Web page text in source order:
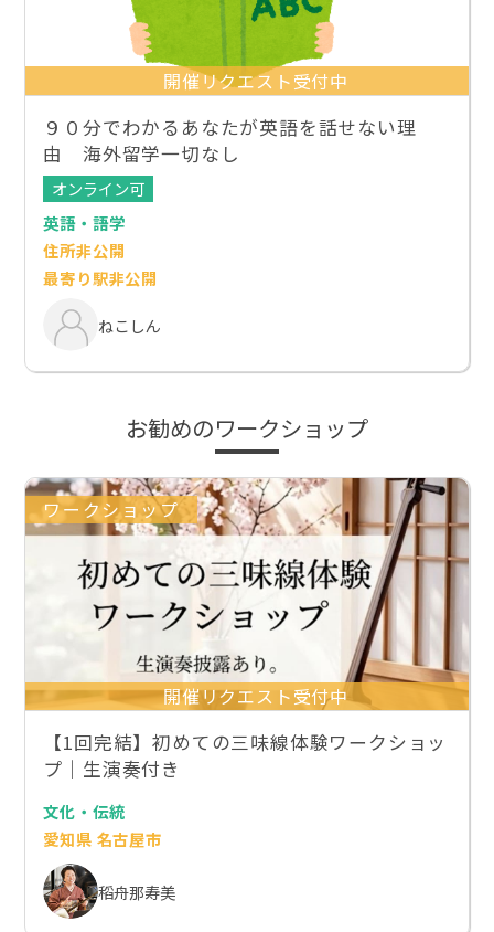
開催リクエスト受付中
９０分でわかるあなたが英語を話せない理
由 海外留学一切なし
オンライン可
英語・語学
住所非公開
最寄り駅非公開
ねこしん
お勧めのワークショップ
ワークショップ
開催リクエスト受付中
【1回完結】初めての三味線体験ワークショッ
プ｜生演奏付き
文化・伝統
愛知県 名古屋市
稻舟那寿美